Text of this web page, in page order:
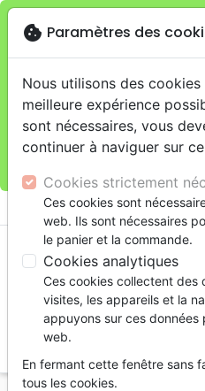
Je veux retirer ma
warningCette boutique en ligne
magasin.
Pour les livraisons à
commandes sur la boutique
cookie Paramètres des
Nous utilisons des
meilleure expérience
sont nécessaires, vous
continuer à naviguer sur
Cookies strictement
Ces cookies sont
web. Ils sont nécessaires
le panier et la commande.
Cookies analytiques
Ces cookies collectent des
visites, les appareils et la
appuyons sur ces données
web.
En fermant cette fenêtre sans
tous les cookies.